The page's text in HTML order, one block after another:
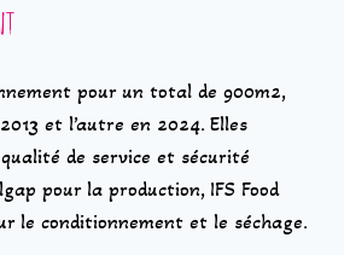
pour un total de 900m2,
et l’autre en 2024. Elles
de service et sécurité
pour la production, IFS Food
le conditionnement et le séchage.